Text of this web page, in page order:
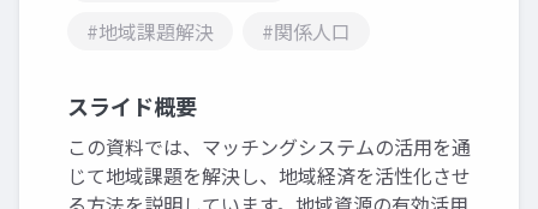
#地域課題解決
#関係人口
スライド概要
この資料では、マッチングシステムの活用を通
じて地域課題を解決し、地域経済を活性化させ